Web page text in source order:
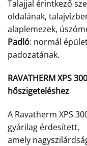
Talajjal érintkező
oldalának,
alaplemezek,
Padló: normál
padozatának.
RAVATHERM XPS
hőszigeteléshez
A Ravatherm XPS
gyárilag érdesített,
amely